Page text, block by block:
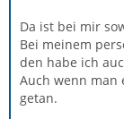
Da ist bei mir
Bei meinem
den habe ich
Auch wenn man
getan.